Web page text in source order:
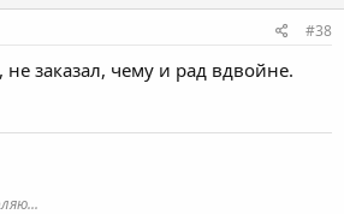
#38
заказал, чему и рад вдвойне.